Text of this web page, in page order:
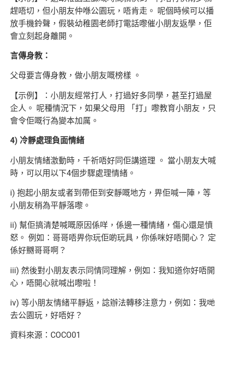
趕唔切，但小朋友仲喺公園玩，唔肯走。 呢個時候可以播
放手機鈴聲，假裝幼稚園老師打電話嚟催小朋友返學， 佢
會立刻起身離開。
言傳身教：
父母要言傳身教，做小朋友嘅榜樣 。
【示例】：小朋友經常打人，打過好多同學，甚至打過屋
企人。 呢種情況下，如果父母用 「打」嚟教育小朋友，只
會令佢嘅行為變本加厲。
4) 冷靜處理負面情緒
小朋友情緒激動時，千祈唔好同佢講道理 。 當小朋友大喊
時，可以用以下4個步驟處理情緒。
i) 抱起小朋友或者到帶佢到安靜嘅地方，畀佢喊一陣，等
小朋友稍為平靜落嚟。
ii) 幫佢搞清楚喊嘅原因係咩，係邊一種情緒，傷心還是憤
怒。 例如：哥哥唔畀你玩佢啲玩具，你係咪好唔開心？ 定
係好嬲哥哥啊？
iii) 然後對小朋友表示同情同理解，例如：我知道你好唔開
心，唔開心就喊出嚟啦！
iv) 等小朋友情緒平靜返，諗辦法轉移注意力，例如：我哋
去公園玩，好唔好？
資料來源：COCO01